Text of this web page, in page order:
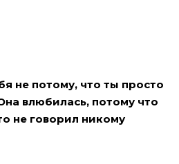
не потому, что ты просто
влюбилась, потому что
не говорил никому